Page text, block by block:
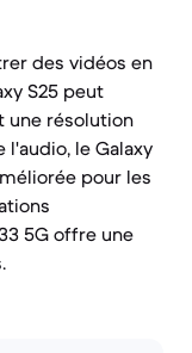
des vidéos en
S25 peut
une résolution
l'audio, le Galaxy
pour les
5G offre une